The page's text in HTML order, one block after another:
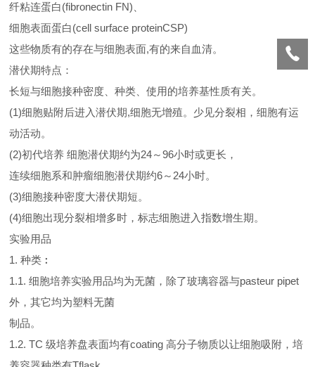
纤粘连蛋白(fibronectin FN)、
细胞表面蛋白(cell surface proteinCSP)
这些物质有的存在与细胞表面,有的来自血清。
潜伏期特点：
长短与细胞接种密度、种类、使用的培养基性质有关。
(1)细胞贴附后进入潜伏期,细胞无增殖。少见分裂相，细胞有运
动活动。
(2)初代培养 细胞潜伏期约为24～96小时或更长，
连续细胞系和肿瘤细胞潜伏期约6～24小时。
(3)细胞接种密度大潜伏期短。
(4)细胞出现分裂相增多时，标志细胞进入指数增生期。
实验用品
1. 种类︰
1.1. 细胞培养实验用品均为无菌，除了玻璃容器与pasteur pipet
外，其它均为塑料无菌
制品。
1.2. TC 级培养盘表面均有coating 高分子物质以让细胞吸附，培